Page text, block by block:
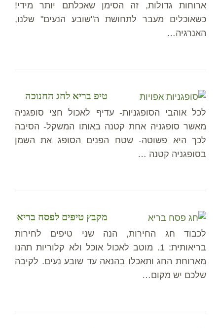
ארוחות גדולות, זה הסימן שאכלתם יותר מידי!
כשאוכלים מעבר לתחושת ה"שובע הנעים" שלנו,
האנרגיה…
טיפ בריא לחג החנוכה
לכל אוהבי הסופגניות- עדיף לאכול חצי סופגניה
מאשר סופגניה אחת קטנה באותו המשקל- הסיבה
לכך היא פשוטה- שטח הפנים הסופג את השמן
בסופגניה קטנה …
מקבץ טיפים לפסח בריא
לכבוד חג החירות, הנה שני טיפים לחירות
בריאותית: 1. מוטב לאכול אוכל ולא קלוריות תהנו
מארוחת החג ותאכלו בהנאה עד שובע נעים. לקיבה
שלכם יש מקום…